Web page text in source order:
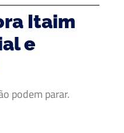
Itaim
e
podem parar.